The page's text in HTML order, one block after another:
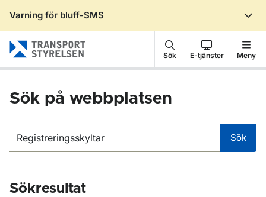
Varning för bluff-SMS
Sök E-tjänster Meny
Sök på webbplatsen
Sök
Sökresultat